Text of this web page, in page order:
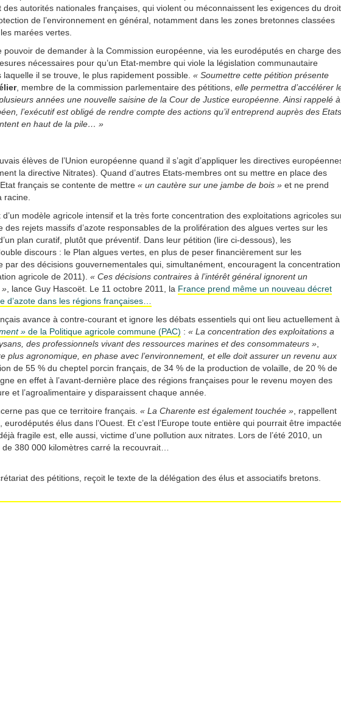
autorités nationales françaises, qui violent ou méconnaissent les exigences du droit
de l’environnement en général, notamment dans les zones bretonnes classées
marées vertes.
de demander à la Commission européenne, via les eurodéputés en charge des
nécessaires pour qu’un Etat-membre qui viole la législation communautaire
il se trouve, le plus rapidement possible. « Soumettre cette pétition présente
, membre de la commission parlementaire des pétitions, elle permettra d’accélérer
années une nouvelle saisine de la Cour de Justice européenne. Ainsi rappelé à
l’exécutif est obligé de rendre compte des actions qu’il entreprend auprès des
en haut de la pile… »
élèves de l’Union européenne quand il s’agit d’appliquer les directives
la directive Nitrates). Quand d’autres Etats-membres ont su mettre en place des
français se contente de mettre « un cautère sur une jambe de bois » et ne prend
racine.
modèle agricole intensif et la très forte concentration des exploitations agricoles
des rejets massifs d’azote responsables de la prolifération des algues vertes sur les
plan curatif, plutôt que préventif. Dans leur pétition (lire ci-dessous), les
discours : le Plan algues vertes, en plus de peser financièrement sur les
par des décisions gouvernementales qui, simultanément, encouragent la concentration
agricole de 2011). « Ces décisions contraires à l’intérêt général ignorent un
», lance Guy Hascoët. Le 11 octobre 2011, la France prend même un nouveau décret
d’azote dans les régions françaises…
avance à contre-courant et ignore les débats essentiels qui ont lieu actuellement à
» de la Politique agricole commune (PAC) : « La concentration des exploitations a
des professionnels vivant des ressources marines et des consommateurs »,
plus agronomique, en phase avec l’environnement, et elle doit assurer un revenu aux
de 55 % du cheptel porcin français, de 34 % de la production de volaille, de 20 % de
en effet à l’avant-dernière place des régions françaises pour le revenu moyen des
et l’agroalimentaire y disparaissent chaque année.
pas que ce territoire français. « La Charente est également touchée », rappellent
, eurodéputés élus dans l’Ouest. Et c’est l’Europe toute entière qui pourrait être
fragile est, elle aussi, victime d’une pollution aux nitrates. Lors de l’été 2010, un
de 380 000 kilomètres carré la recouvrait…
des pétitions, reçoit le texte de la délégation des élus et associatifs bretons.